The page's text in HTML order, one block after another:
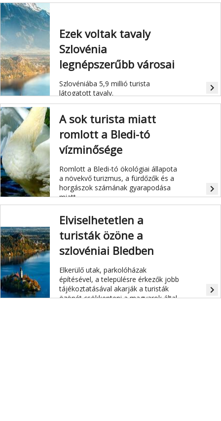
Ezek voltak tavaly
Szlovénia
legnépszerűbb városai
Szlovéniába 5,9 millió turista
látogatott tavaly.
navigate_next
A sok turista miatt
romlott a Bledi-tó
vízminősége
Romlott a Bledi-tó ökológiai állapota
a növekvő turizmus, a fürdőzők és a
horgászok számának gyarapodása
miatt.
navigate_next
Elviselhetetlen a
turisták özöne a
szlovéniai Bledben
Elkerülő utak, parkolóházak
építésével, a településre érkezők jobb
tájékoztatásával akarják a turisták
özönét csökkenteni a magyarok által
navigate_next